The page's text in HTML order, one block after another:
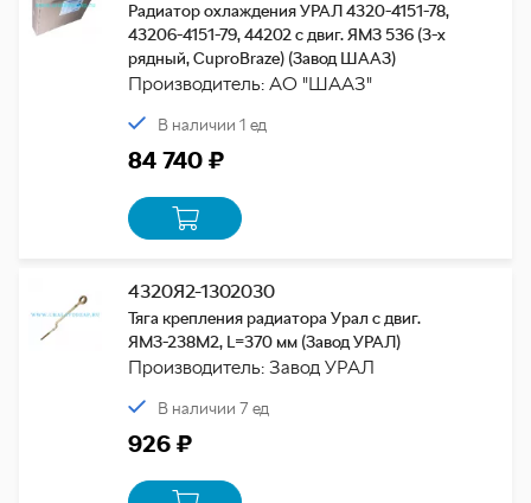
Радиатор охлаждения УРАЛ 4320-4151-78,
43206-4151-79, 44202 с двиг. ЯМЗ 536 (3-х
рядный, CuproBraze) (Завод ШААЗ)
Производитель: АО "ШААЗ"
В наличии 1 ед
84 740 ₽
4320Я2-1302030
Тяга крепления радиатора Урал с двиг.
ЯМЗ-238М2, L=370 мм (Завод УРАЛ)
Производитель: Завод УРАЛ
В наличии 7 ед
926 ₽